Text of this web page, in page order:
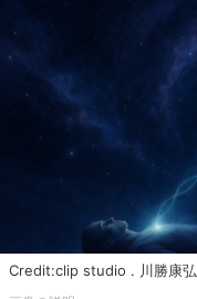
Credit:clip studio . 川勝康弘